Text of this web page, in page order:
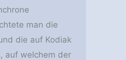
man die
die auf Kodiak
auf welchem der